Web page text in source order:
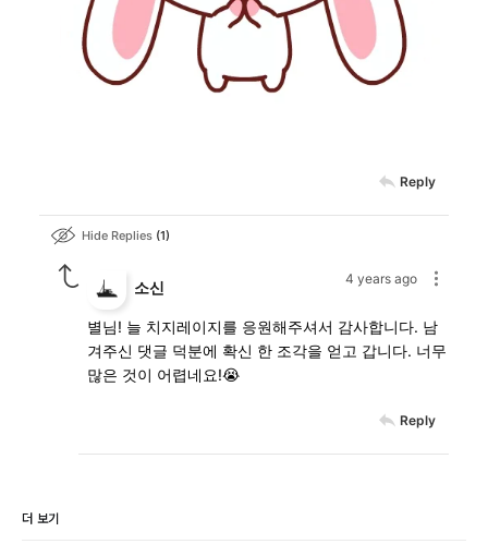
Reply
Hide Replies 1
4 years ago
소신
별님! 늘 치지레이지를 응원해주셔서 감사합니다. 남
겨주신 댓글 덕분에 확신 한 조각을 얻고 갑니다. 너무
많은 것이 어렵네요!😭
Reply
더 보기